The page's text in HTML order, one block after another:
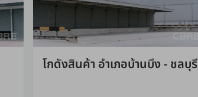
โกดังสินค้า อำเภอบ้านบึง - ชลบุรี